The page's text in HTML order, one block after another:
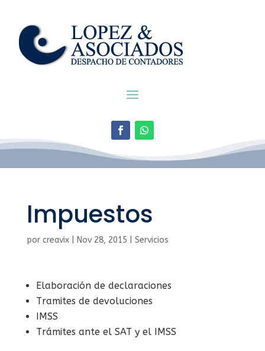
Impuestos
por creavix| Nov 28, 2015 Servicios
Elaboración de declaraciones
Tramites de devoluciones
IMSS
Trámites ante el SAT y el IMSS